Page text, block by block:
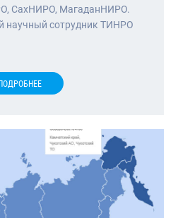
СахНИРО, МагаданНИРО.
научный сотрудник ТИНРО